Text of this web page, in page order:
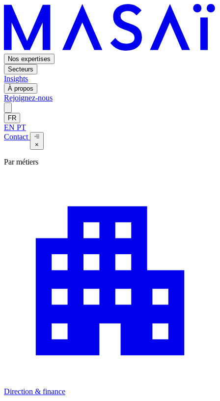
Nos expertises
Secteurs
Insights
À propos
Rejoignez-nous
FR
EN PT
Contact
×
Par métiers
Direction & finance